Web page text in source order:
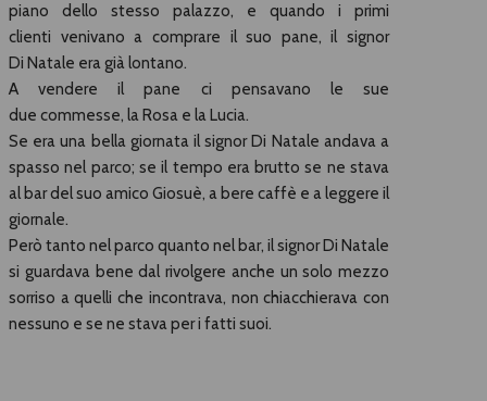
piano dello stesso palazzo, e quando i primi
clienti venivano a comprare il suo pane, il signor
Di Natale era già lontano.
A vendere il pane ci pensavano le sue
due commesse, la Rosa e la Lucia.
Se era una bella giornata il signor Di Natale andava a
spasso nel parco; se il tempo era brutto se ne stava
al bar del suo amico Giosuè, a bere caffè e a leggere il
giornale.
Però tanto nel parco quanto nel bar, il signor Di Natale
si guardava bene dal rivolgere anche un solo mezzo
sorriso a quelli che incontrava, non chiacchierava con
nessuno e se ne stava per i fatti suoi.